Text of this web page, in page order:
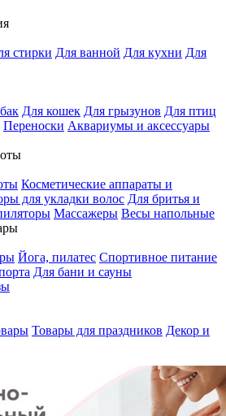
стирки Для ванной Для кухни Для
Для кошек Для грызунов Для птиц
Переноски Аквариумы и аксессуары
Косметические аппараты и
для укладки волос Для бритья и
Массажеры Весы напольные
Йога, пилатес Спортивное питание
Для бани и сауны
Товары для праздников Декор и